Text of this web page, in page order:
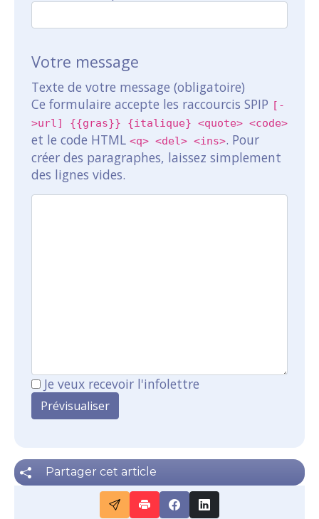
Votre message
Texte de votre message (obligatoire)
Ce formulaire accepte les raccourcis SPIP [-
>url] {{gras}} {italique} <quote> <code>
et le code HTML <q> <del> <ins>. Pour
créer des paragraphes, laissez simplement
des lignes vides.
Je veux recevoir l'infolettre
Partager cet article